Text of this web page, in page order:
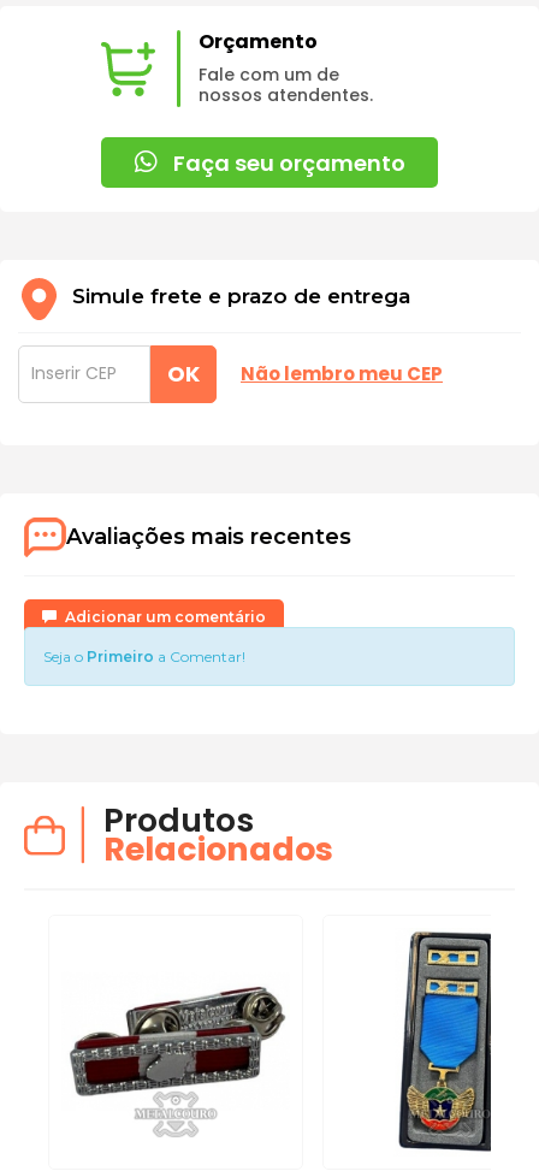
Orçamento
Fale com um de
nossos atendentes.
Faça seu orçamento
Simule frete e prazo de entrega
OK Não lembro meu CEP
Avaliações mais recentes
Adicionar um comentário
Seja o Primeiro a Comentar!
Produtos
Relacionados